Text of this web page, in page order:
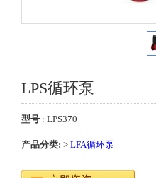
LPS循环泵
型号 : LPS370
产品分类: > LFA循环泵